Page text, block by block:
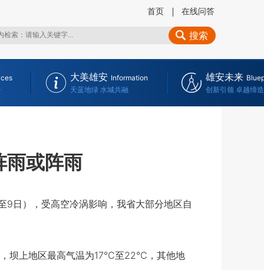
首页 在线问答
搜索
大美雄安 Information
天蓝地绿 水城共融
雄安未来
创新引领 卓越缔造
雨或阵雨
日），受高空冷涡影响，我省大部分地区自
坝上地区最高气温为17℃至22℃，其他地